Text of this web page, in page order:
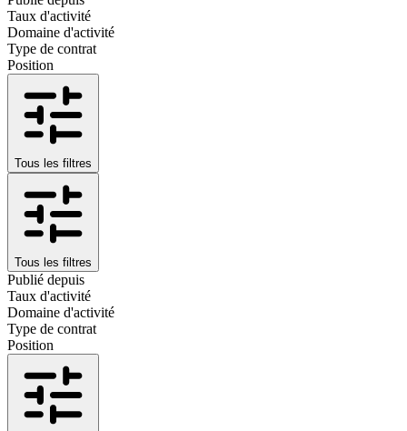
Taux d'activité
Domaine d'activité
Type de contrat
Position
Tous les filtres
Tous les filtres
Publié depuis
Taux d'activité
Domaine d'activité
Type de contrat
Position